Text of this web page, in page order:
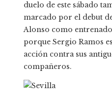
duelo de este sábado
marcado por el debut
Alonso como
porque Sergio Ramos
acción contra sus
compañeros.